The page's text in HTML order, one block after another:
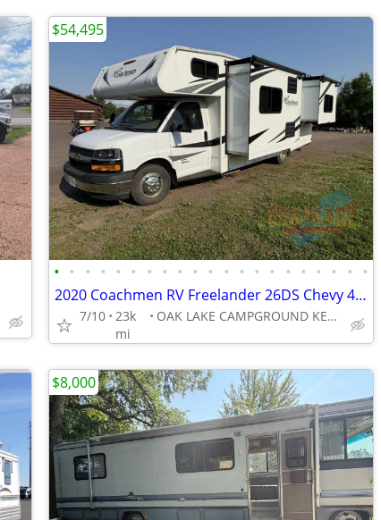
• • • • • • • • • • • • • • • • • • • • •
2020 Coachmen RV Freelander 26DS Chevy 4500 @ OAK LAKE CAMPGROUND
7/10 23k
mi
OAK LAKE CAMPGROUND KERRICK, MN
$54,495
$8,000